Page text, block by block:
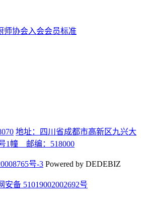
师协会入会会员标准
地址：四川省成都市高新区九兴大
1幢 邮编：518000
号-3 Powered by DEDEBIZ
安备 51019002002692号